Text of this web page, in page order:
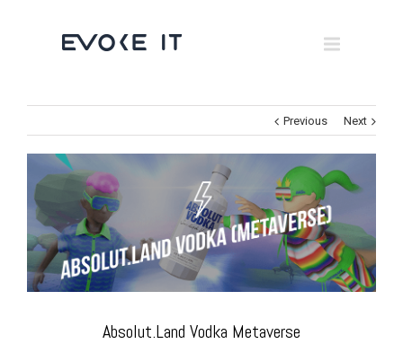
×
Museums
Corporate
All
Previous Next
Absolut.Land Vodka Metaverse